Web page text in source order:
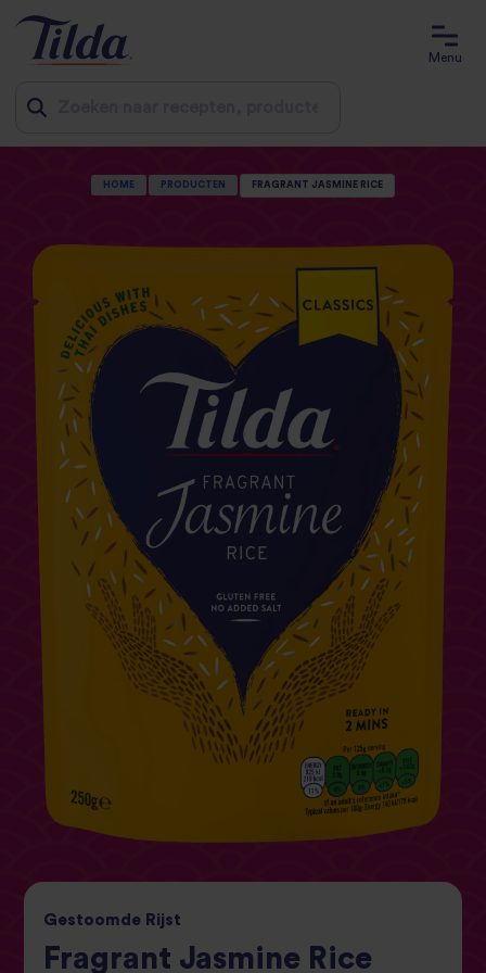
Menu
HOME PRODUCTEN FRAGRANT JASMINE RICE
Gestoomde Rijst
Fragrant Jasmine Rice